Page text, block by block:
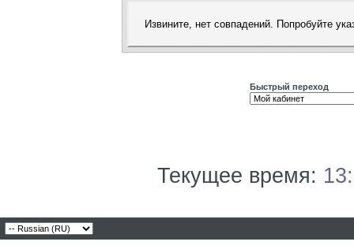
Извините, нет совпадений. Попробуйте
Быстрый переход
Текущее время: